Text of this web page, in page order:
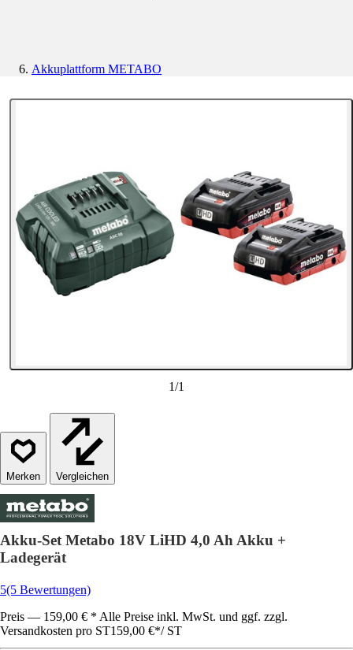
Akkuplattform METABO
1/1
Vergleichen
Akku-Set Metabo 18V LiHD 4,0 Ah Akku +
Ladegerät
5(5 Bewertungen)
Preis — 159,00 € * Alle Preise inkl. MwSt. und ggf. zzgl.
Versandkosten pro ST159,00 €*/ ST